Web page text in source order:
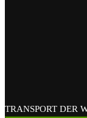
TRANSPORT DER